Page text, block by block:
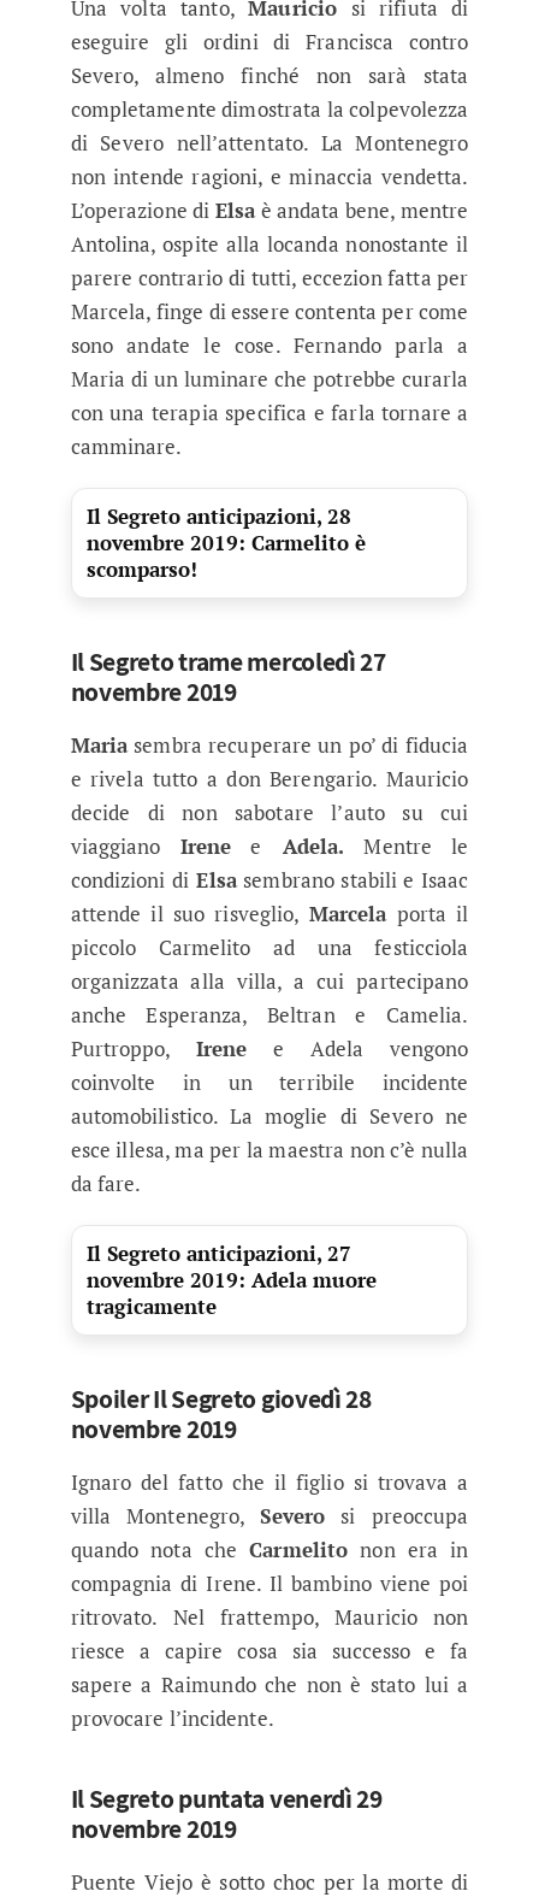
Una volta tanto,Mauricio si rifiuta di
eseguire gli ordini di Francisca contro
Severo, almeno finché non sarà stata
completamente dimostrata la colpevolezza
di Severo nell’attentato. La Montenegro
non intende ragioni, e minaccia vendetta.
L’operazione di Elsaè andata bene, mentre
Antolina, ospite alla locanda nonostante il
parere contrario di tutti, eccezion fatta per
Marcela, finge di essere contenta per come
sono andate le cose. Fernando parla a
Maria di un luminare che potrebbe curarla
con una terapia specifica e farla tornare a
camminare.
Il Segreto anticipazioni, 28
novembre 2019: Carmelito è
scomparso!
Il Segreto trame mercoledì 27
novembre 2019
Mariasembra recuperare un po’ di fiducia
e rivela tutto a don Berengario. Mauricio
decide di non sabotare l’auto su cui
viaggiano Irene e Adela. Mentre le
condizioni di Elsasembrano stabili e Isaac
attende il suo risveglio, Marcelaporta il
piccolo Carmelito ad una festicciola
organizzata alla villa, a cui partecipano
anche Esperanza, Beltran e Camelia.
Purtroppo,Irene e Adela vengono
coinvolte in un terribile incidente
automobilistico. La moglie di Severo ne
esce illesa, ma per la maestra non c’è nulla
da fare.
Il Segreto anticipazioni, 27
novembre 2019: Adela muore
tragicamente
Spoiler Il Segreto giovedì 28
novembre 2019
Ignaro del fatto che il figlio si trovava a
villa Montenegro,Severo si preoccupa
quando nota cheCarmelito non era in
compagnia di Irene. Il bambino viene poi
ritrovato. Nel frattempo, Mauricio non
riesce a capire cosa sia successo e fa
sapere a Raimundo che non è stato lui a
provocare l’incidente.
Il Segreto puntata venerdì 29
novembre 2019
Puente Viejo è sotto choc per la morte di